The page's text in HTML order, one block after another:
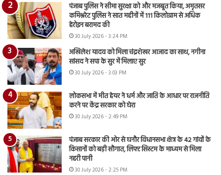
पंजाब पुलिस ने सीमा सुरक्षा को और मजबूत किया, अमृतसर
कमिश्नरेट पुलिस ने सात महीनों में 111 किलोग्राम से अधिक
हेरोइन बरामद की
30 July 2026 - 3:24 PM
अखिलेश यादव को मिला चंद्रशेखर आजाद का साथ, नगीना
सांसद ने सपा के सुर में मिलाए सुर
30 July 2026 - 3:03 PM
लोकसभा में मीत हेयर ने धर्म और जाति के आधार पर राजनीति
करने पर केंद्र सरकार को घेरा
30 July 2026 - 2:49 PM
पंजाब सरकार की ओर से घनौर विधानसभा क्षेत्र के 42 गांवों के
किसानों को बड़ी सौगात, लिफ्ट सिस्टम के माध्यम से मिला
नहरी पानी
30 July 2026 - 2:25 PM